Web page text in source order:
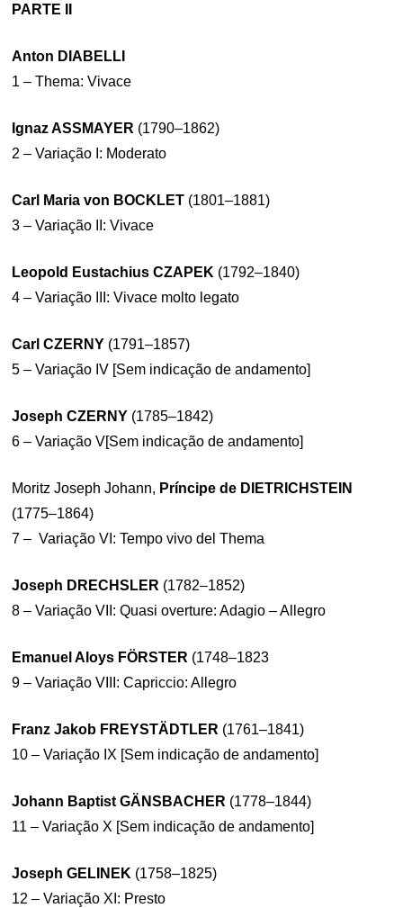
PARTE II
Anton DIABELLI
1 – Thema: Vivace
Ignaz ASSMAYER (1790–1862)
2 – Variação I: Moderato
Carl Maria von BOCKLET (1801–1881)
3 – Variação II: Vivace
Leopold Eustachius CZAPEK (1792–1840)
4 – Variação III: Vivace molto legato
Carl CZERNY (1791–1857)
5 – Variação IV [Sem indicação de andamento]
Joseph CZERNY (1785–1842)
6 – Variação V[Sem indicação de andamento]
Moritz Joseph Johann, Príncipe de DIETRICHSTEIN
(1775–1864)
7 – Variação VI: Tempo vivo del Thema
Joseph DRECHSLER (1782–1852)
8 – Variação VII: Quasi overture: Adagio – Allegro
Emanuel Aloys FÖRSTER (1748–1823
9 – Variação VIII: Capriccio: Allegro
Franz Jakob FREYSTÄDTLER (1761–1841)
10 – Variação IX [Sem indicação de andamento]
Johann Baptist GÄNSBACHER (1778–1844)
11 – Variação X [Sem indicação de andamento]
Joseph GELINEK (1758–1825)
12 – Variação XI: Presto